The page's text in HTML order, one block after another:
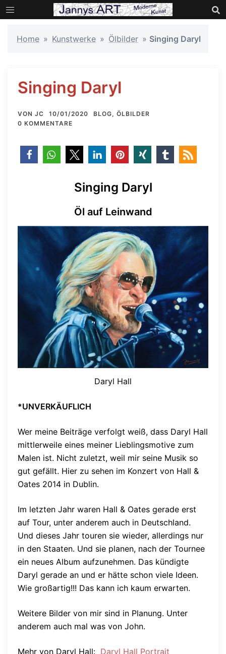
Zum
Inhalt
Home » Kunstwerke » Ölbilder » Singing Daryl
Singing Daryl
VON JC 10/01/2020 BLOG, ÖLBILDER
0 KOMMENTARE
Singing Daryl
Öl auf Leinwand
Daryl Hall
*UNVERKÄUFLICH
Wer meine Beiträge verfolgt weiß, dass Daryl Hall
mittlerweile eines meiner Lieblingsmotive zum
Malen ist. Nicht zuletzt, weil mir seine Musik so
gut gefällt. Hier zu sehen im Konzert von Hall &
Oates 2014 in Dublin.
Im letzten Jahr waren Hall & Oates gerade erst
auf Tour, unter anderem auch in Deutschland.
Und dieses Jahr touren sie wieder, allerdings nur
in den Staaten. Und sie planen, nach der Tournee
ein neues Album aufzunehmen. Das kündigte
Daryl gerade an und er hätte schon viele Ideen.
Wie großartig!!! Das kann ich kaum erwarten.
Weitere Bilder von mir sind in Planung. Unter
anderem auch mal was von John.
Mehr von Daryl Hall: Daryl Hall Portrait